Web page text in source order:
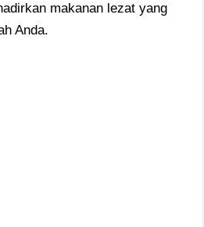
makanan lezat yang
Anda.